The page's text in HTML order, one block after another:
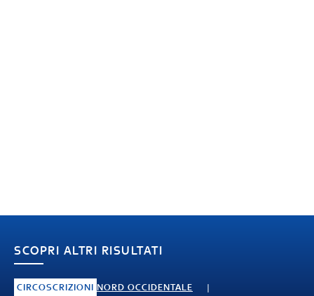
SCOPRI ALTRI RISULTATI
CIRCOSCRIZIONI NORD OCCIDENTALE